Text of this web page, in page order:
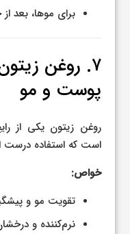
برای موها، بعد
۷. روغن
پوست و مو
روغن زیتون یکی از
است که استفاده درست
خواص:
تقویت مو و
نرم‌کننده و